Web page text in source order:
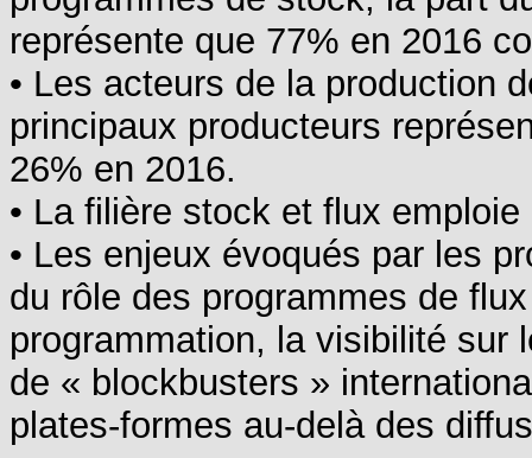
représente que 77% en 2016
• Les acteurs de la production
principaux producteurs
26% en 2016.
• La filière stock et flux
• Les enjeux évoqués par les
du rôle des programmes de
programmation, la visibilité sur
de « blockbusters »
plates-formes au-delà des